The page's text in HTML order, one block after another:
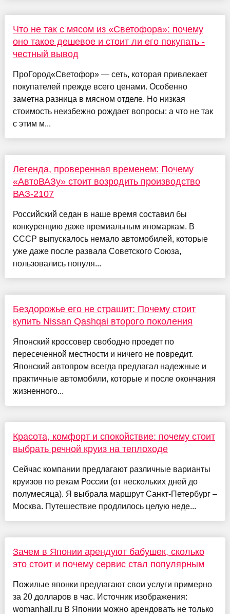
Что не так с мясом из «Светофора»: почему
оно такое дешевое и стоит ли его покупать -
честный вывод
ПроГород«Светофор» — сеть, которая привлекает
покупателей прежде всего ценами. Особенно
заметна разница в мясном отделе. Но низкая
стоимость неизбежно рождает вопросы: а что не так
с этим м...
Легенда, проверенная временем: Почему
«АвтоВАЗу» стоит возродить производство
ВАЗ-2107
Российский седан в наше время составил бы
конкуренцию даже премиальным иномаркам. В
СССР выпускалось немало автомобилей, которые
уже даже после развала Советского Союза,
пользовались популя...
Бездорожье его не страшит: Почему стоит
купить Nissan Qashqai второго поколения
Японский кроссовер свободно проедет по
пересеченной местности и ничего не повредит.
Японский автопром всегда предлагал надежные и
практичные автомобили, которые и после окончания
жизненного...
Красота, комфорт и спокойствие: почему стоит
выбрать речной круиз на теплоходе
Сейчас компании предлагают различные варианты
круизов по рекам России (от нескольких дней до
полумесяца). Я выбрала маршрут Санкт-Петербург –
Москва. Путешествие продлилось целую неде...
Зачем в Японии арендуют бабушек, сколько
это стоит и почему сервис стал популярным
Пожилые японки предлагают свои услуги примерно
за 20 долларов в час. Источник изображения:
womanhall.ru В Японии можно арендовать не только